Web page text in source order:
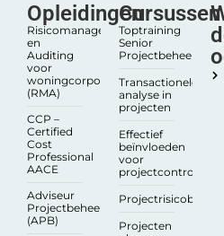
Opleidingen
Risicomanagement
en
Auditing
voor
woningcorporaties
(RMA)
CCP –
Certified
Cost
Professional
AACE
Adviseur
Projectbeheersing
(APB)
Cursussen
Toptraining
Senior
Projectbeheersing
Transactionele
analyse in
projecten
Effectief
beïnvloeden
voor
projectcontrollers
Projecten